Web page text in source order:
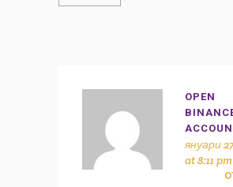
OPEN
януари
at 8:11 pm